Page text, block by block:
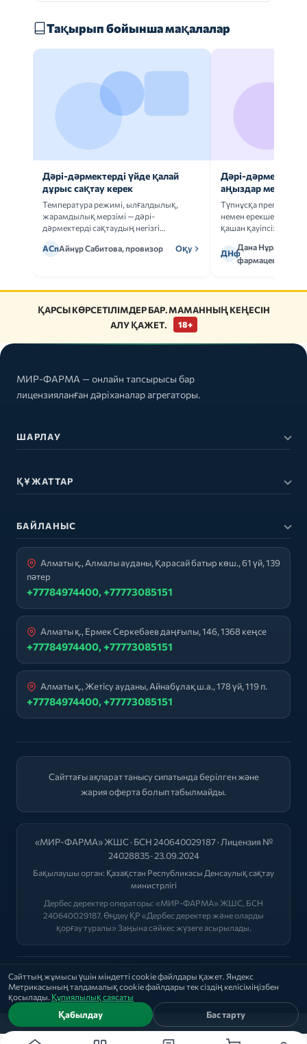
Сайттың жұмысы үшін міндетті cookie файлдары қажет. Яндекс
Метрикасының талдамалық cookie файлдары тек сіздің келісіміңізбен
қосылады. Құпиялылық саясаты
Қабылдау Бас тарту
Тақырып бойынша мақалалар
Дәрі-дәрмектерді үйде қалай
дұрыс сақтау керек
Температура режимі, ылғалдылық,
жарамдылық мерзімі — дәрі-
дәрмектерді сақтаудың негізгі
АСпАйнұр Сабитова, провизор Оқу
Дәрі-дәрмек
аңыздар мен
Түпнұсқа
немен ерекшеленеді
қашан қауіпсіз.
ДНф
Дана
фармацевт
ҚАРСЫ КӨРСЕТІЛІМДЕР БАР. МАМАННЫҢ КЕҢЕСІН
АЛУ ҚАЖЕТ.
18+
МИР-ФАРМА — онлайн тапсырысы бар
лицензияланған дәріханалар агрегаторы.
ШАРЛАУ
ҚҰЖАТТАР
БАЙЛАНЫС
Алматы қ., Алмалы ауданы, Қарасай батыр көш., 61 үй, 139
пәтер
+77784974400, +77773085151
Алматы қ., Ермек Серкебаев даңғылы, 146, 1368 кеңсе
+77784974400, +77773085151
Алматы қ., Жетісу ауданы, Айнабұлақ ш.а., 178 үй, 119 п.
+77784974400, +77773085151
Сайттағы ақпарат танысу сипатында берілген және
жария оферта болып табылмайды.
«МИР-ФАРМА» ЖШС · БСН 240640029187 · Лицензия №
24028835 · 23.09.2024
Бақылаушы орган: Қазақстан Республикасы Денсаулық сақтау
министрлігі
Дербес деректер операторы: «МИР-ФАРМА» ЖШС, БСН
240640029187. Өңдеу ҚР «Дербес деректер және оларды
қорғау туралы» Заңына сәйкес жүзеге асырылады.
2026 © "МИР-ФАРМА"
Саясат | Оферта | Лицензиялар